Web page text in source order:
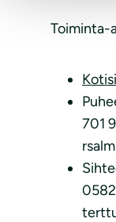
Toiminta-
701